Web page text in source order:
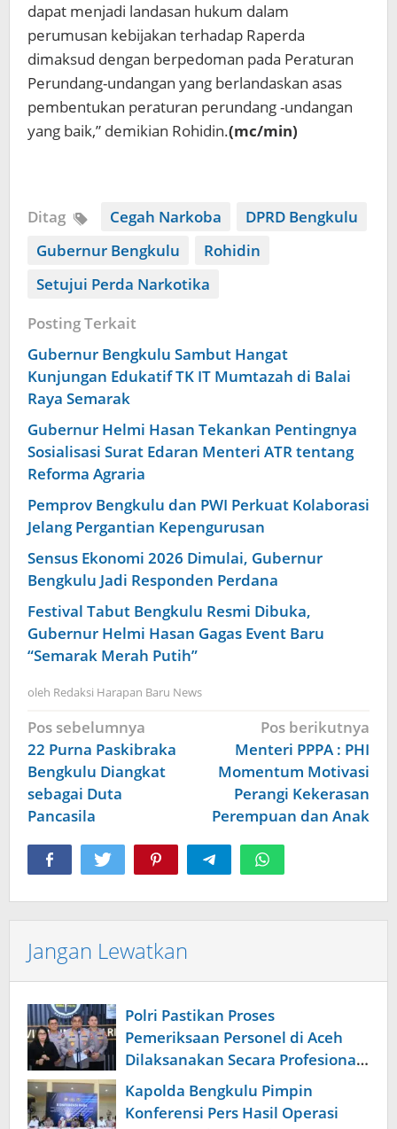
dapat menjadi landasan hukum dalam
perumusan kebijakan terhadap Raperda
dimaksud dengan berpedoman pada Peraturan
Perundang-undangan yang berlandaskan asas
pembentukan peraturan perundang -undangan
yang baik,” demikian Rohidin.(mc/min)
Ditag Cegah Narkoba
DPRD Bengkulu
Gubernur Bengkulu
Rohidin
Setujui Perda Narkotika
Posting Terkait
Gubernur Bengkulu Sambut Hangat
Kunjungan Edukatif TK IT Mumtazah di Balai
Raya Semarak
Gubernur Helmi Hasan Tekankan Pentingnya
Sosialisasi Surat Edaran Menteri ATR tentang
Reforma Agraria
Pemprov Bengkulu dan PWI Perkuat Kolaborasi
Jelang Pergantian Kepengurusan
Sensus Ekonomi 2026 Dimulai, Gubernur
Bengkulu Jadi Responden Perdana
Festival Tabut Bengkulu Resmi Dibuka,
Gubernur Helmi Hasan Gagas Event Baru
“Semarak Merah Putih”
oleh Redaksi Harapan Baru News
Navigasi
pos
Pos sebelumnya
22 Purna Paskibraka
Bengkulu Diangkat
sebagai Duta
Pancasila
Pos berikutnya
Menteri PPPA : PHI
Momentum Motivasi
Perangi Kekerasan
Perempuan dan Anak
Jangan Lewatkan
Polri Pastikan Proses
Pemeriksaan Personel di Aceh
Dilaksanakan Secara Profesional
dan Transparan
Kapolda Bengkulu Pimpin
Konferensi Pers Hasil Operasi